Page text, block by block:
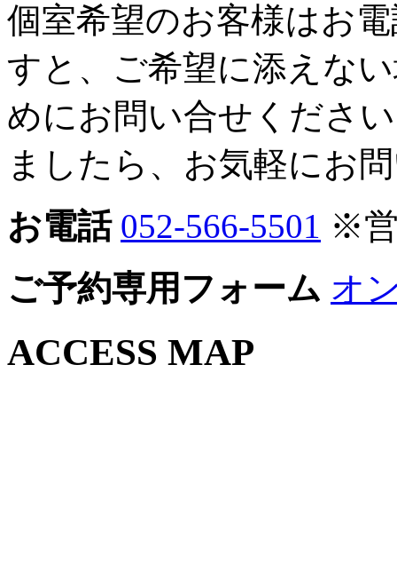
個室希望のお客様はお
すと、ご希望に添えな
めにお問い合せくださ
ましたら、お気軽にお
お電話 052-566-5501 ※
ご予約専用フォーム オ
ACCESS MAP